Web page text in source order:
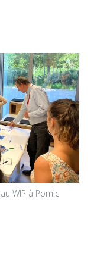
WIP à Pornic